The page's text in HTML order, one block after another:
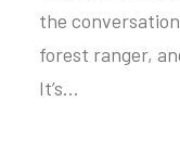
the
forest ranger,
It’s…